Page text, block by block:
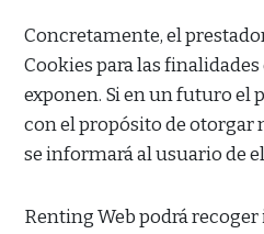
Concretamente, el
Cookies para las
exponen. Si en un futuro el
con el propósito de otorgar
se informará al usuario de
Renting Web podrá